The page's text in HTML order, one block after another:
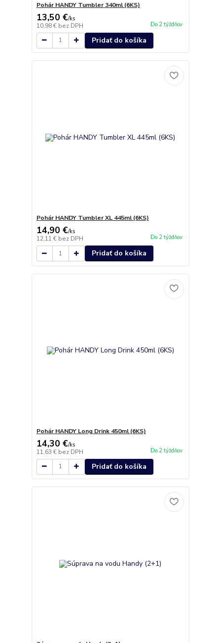
Pohár HANDY Tumbler 340ml (6KS)
13,50 €/ks
10,98 € bez DPH Do 2 týždňov
Pridať do košíka
Pohár HANDY Tumbler XL 445ml (6KS)
14,90 €/ks
12,11 € bez DPH Do 2 týždňov
Pridať do košíka
Pohár HANDY Long Drink 450ml (6KS)
14,30 €/ks
11,63 € bez DPH Do 2 týždňov
Pridať do košíka